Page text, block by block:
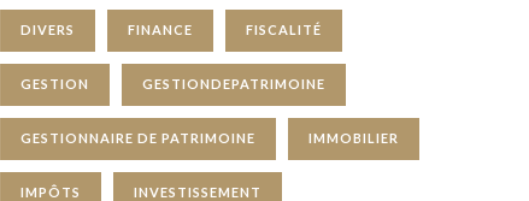
DIVERS FINANCE FISCALITÉ
GESTION GESTIONDEPATRIMOINE
GESTIONNAIRE DE PATRIMOINE IMMOBILIER
IMPÔTS INVESTISSEMENT